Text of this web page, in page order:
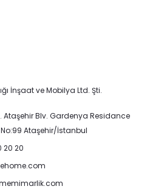
İnşaat ve Mobilya Ltd. Şti.
Ataşehir Blv. Gardenya Residance
No:99 Ataşehir/İstanbul
20 20